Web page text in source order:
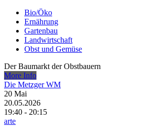
Bio/Öko
Ernährung
Gartenbau
Landwirtschaft
Obst und Gemüse
Der Baumarkt der Obstbauern
More Info
Die Metzger WM
20 Mai
20.05.2026
19:40 - 20:15
arte